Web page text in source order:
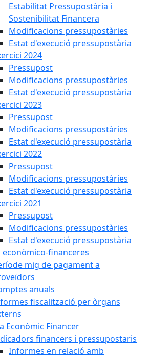
Estabilitat Pressupostària i
Sostenibilitat Financera
Modificacions pressupostàries
Estat d'execució pressupostària
2024
Pressupost
Modificacions pressupostàries
Estat d'execució pressupostària
2023
Pressupost
Modificacions pressupostàries
Estat d'execució pressupostària
2022
Pressupost
Modificacions pressupostàries
Estat d'execució pressupostària
2021
Pressupost
Modificacions pressupostàries
Estat d'execució pressupostària
econòmico-financeres
mig de pagament a
anuals
fiscalització per òrgans
Econòmic Financer
financers i pressupostaris
Informes en relació amb